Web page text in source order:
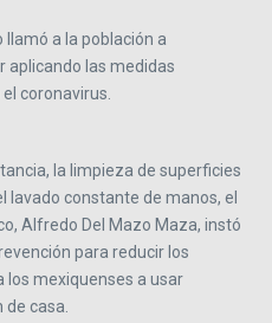
llamó a la población a
aplicando las medidas
coronavirus.
la limpieza de superficies
lavado constante de manos, el
Alfredo Del Mazo Maza, instó
para reducir los
los mexiquenses a usar
de casa.